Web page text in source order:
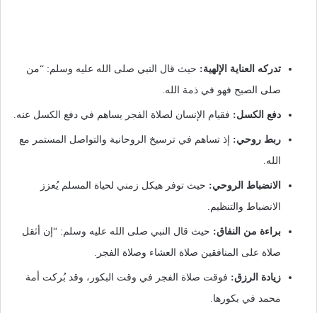
تدركه العناية الإلهية: حيث قال النبي صلى الله عليه وسلم: “من
صلى الصبح فهو في ذمة الله.
دفع الكسل: فقيام الإنسان لصلاة الفجر يساهم في دفع الكسل عنه.
ربط روحي: إذ تساهم في ترسيخ الروحانية والتواصل المستمر مع
الله.
الانضباط الروحي: حيث توفر هيكل زمني لحياة المسلم يُعزز
الانضباط والتنظيم.
براءة من النفاق: حيث قال النبي صلى الله عليه وسلم: “إن أثقل
صلاة على المنافقين صلاة العشاء وصلاة الفجر.
زيادة الرزق: فوقت صلاة الفجر في وقت البكور، وقد بُركت أمة
محمد في بكورها.